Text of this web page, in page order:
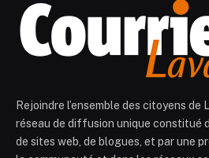
Rejoindre l’ensemble des citoyens de
réseau de diffusion unique constitué
de sites web, de blogues, et par une